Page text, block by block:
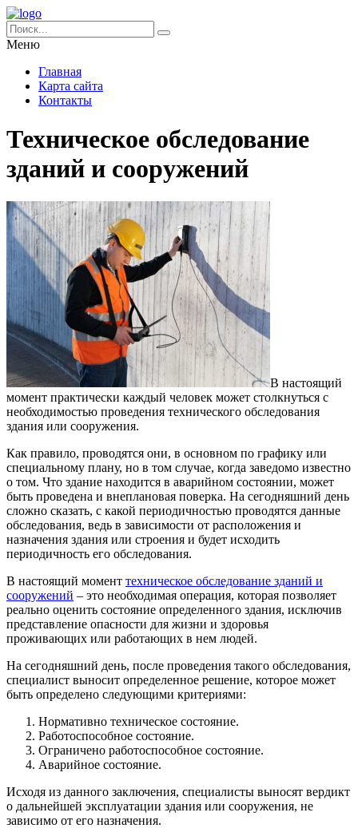
Меню
Главная
Карта сайта
Контакты
Техническое обследование
зданий и сооружений
В настоящий
момент практически каждый человек может столкнуться с
необходимостью проведения технического обследования
здания или сооружения.
Как правило, проводятся они, в основном по графику или
специальному плану, но в том случае, когда заведомо известно
о том. Что здание находится в аварийном состоянии, может
быть проведена и внеплановая поверка. На сегодняшний день
сложно сказать, с какой периодичностью проводятся данные
обследования, ведь в зависимости от расположения и
назначения здания или строения и будет исходить
периодичность его обследования.
В настоящий момент техническое обследование зданий и
сооружений – это необходимая операция, которая позволяет
реально оценить состояние определенного здания, исключив
представление опасности для жизни и здоровья
проживающих или работающих в нем людей.
На сегодняшний день, после проведения такого обследования,
специалист выносит определенное решение, которое может
быть определено следующими критериями:
Нормативно техническое состояние.
Работоспособное состояние.
Ограничено работоспособное состояние.
Аварийное состояние.
Исходя из данного заключения, специалисты выносят вердикт
о дальнейшей эксплуатации здания или сооружения, не
зависимо от его назначения.